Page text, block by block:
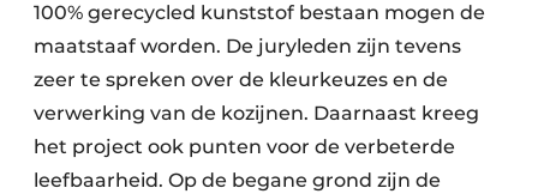
100% gerecycled kunststof bestaan mogen de
maatstaaf worden. De juryleden zijn tevens
zeer te spreken over de kleurkeuzes en de
verwerking van de kozijnen. Daarnaast kreeg
het project ook punten voor de verbeterde
leefbaarheid. Op de begane grond zijn de